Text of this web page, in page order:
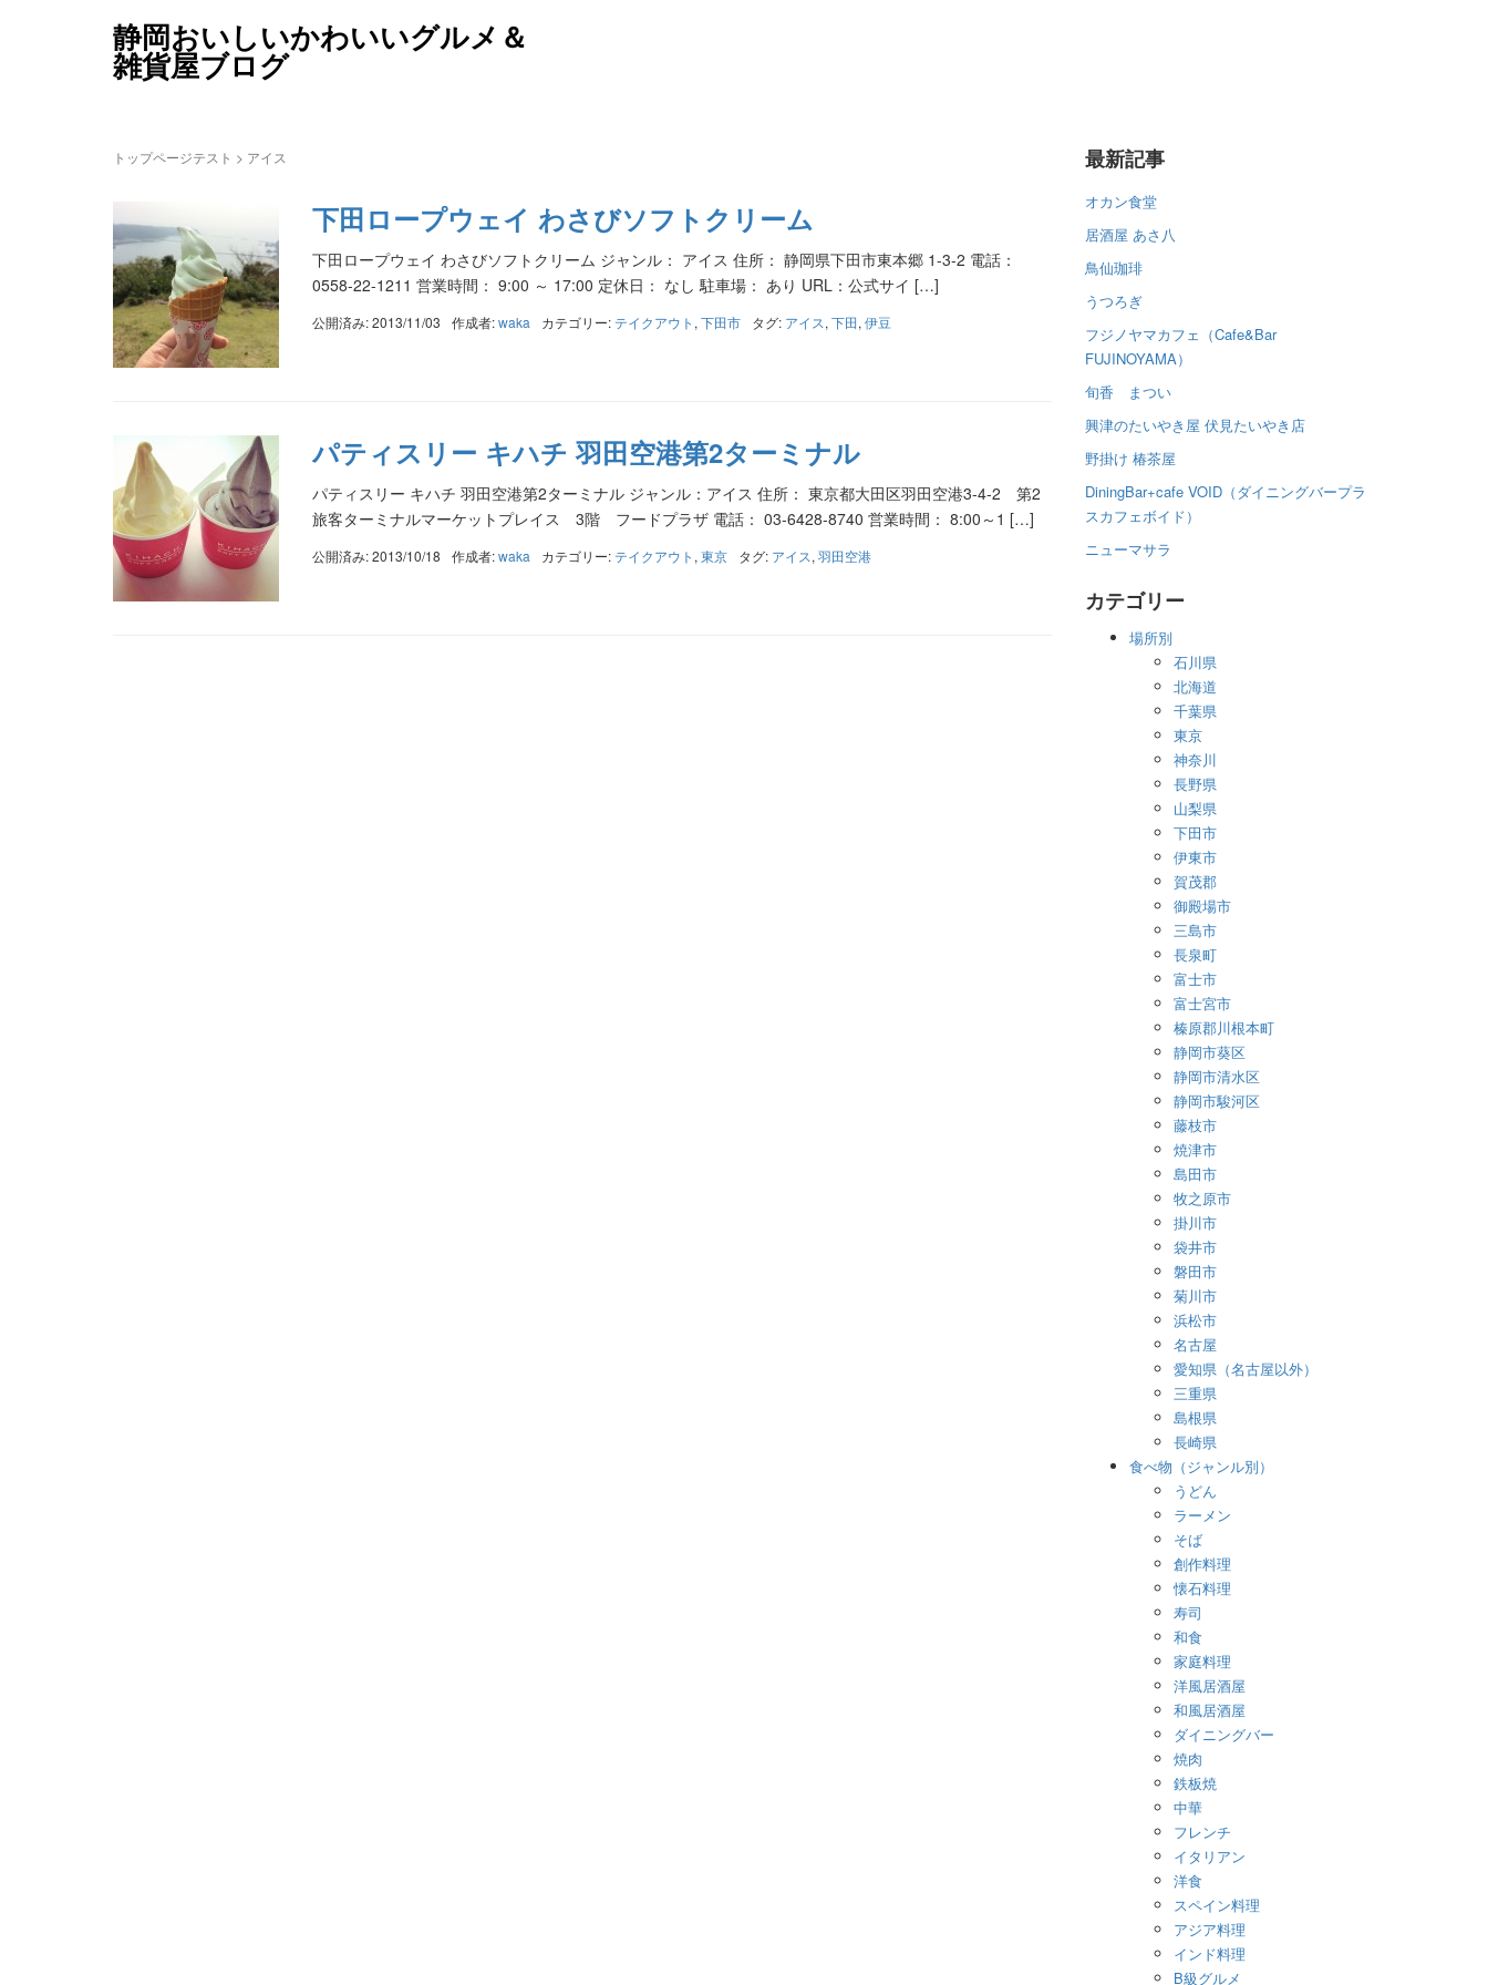
静岡おいしいかわいいグルメ＆
雑貨屋ブログ
トップページテスト > アイス
下田ロープウェイ わさびソフトクリーム
下田ロープウェイ わさびソフトクリーム ジャンル： アイス 住所： 静岡県下田市東本郷 1-3-2 電話：
0558-22-1211 営業時間： 9:00 ～ 17:00 定休日： なし 駐車場： あり URL：公式サイ […]
公開済み: 2013/11/03 作成者:waka カテゴリー: テイクアウト , 下田市 タグ: アイス, 下田, 伊豆
パティスリー キハチ 羽田空港第2ターミナル
パティスリー キハチ 羽田空港第2ターミナル ジャンル：アイス 住所： 東京都大田区羽田空港3-4-2 第2
旅客ターミナルマーケットプレイス 3階 フードプラザ 電話： 03-6428-8740 営業時間： 8:00～1 […]
公開済み: 2013/10/18 作成者:waka カテゴリー: テイクアウト , 東京 タグ: アイス, 羽田空港
最新記事
オカン食堂
居酒屋 あさ八
鳥仙珈琲
うつろぎ
フジノヤマカフェ（Cafe&Bar
FUJINOYAMA）
旬香 まつい
興津のたいやき屋 伏見たいやき店
野掛け 椿茶屋
DiningBar+cafe VOID（ダイニングバープラ
スカフェボイド）
ニューマサラ
カテゴリー
場所別
石川県
北海道
千葉県
東京
神奈川
長野県
山梨県
下田市
伊東市
賀茂郡
御殿場市
三島市
長泉町
富士市
富士宮市
榛原郡川根本町
静岡市葵区
静岡市清水区
静岡市駿河区
藤枝市
焼津市
島田市
牧之原市
掛川市
袋井市
磐田市
菊川市
浜松市
名古屋
愛知県（名古屋以外）
三重県
島根県
長崎県
食べ物（ジャンル別）
うどん
ラーメン
そば
創作料理
懐石料理
寿司
和食
家庭料理
洋風居酒屋
和風居酒屋
ダイニングバー
焼肉
鉄板焼
中華
フレンチ
イタリアン
洋食
スペイン料理
アジア料理
インド料理
B級グルメ